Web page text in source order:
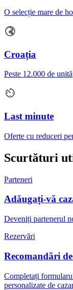
O selecție mare de
Croația
Peste 12.000 de
Last minute
Oferte cu reduceri
Scurtături
Parteneri
Adăugați-vă
Deveniți partenerul
Rezervări
Recomandări
Completați
personalizate de